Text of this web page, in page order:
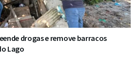
drogas e remove barracos
Lago